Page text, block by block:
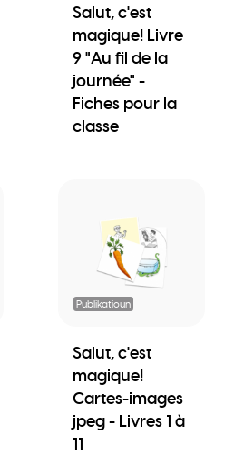
Salut, c'est
magique! Livre
9 "Au fil de la
journée" -
Fiches pour la
classe
Publikatioun
Salut, c'est
magique!
Cartes-images
jpeg - Livres 1 à
11